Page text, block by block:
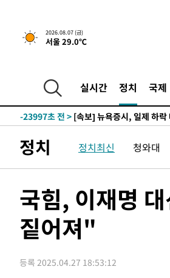
2026.08.07 (금)
서울 29.0℃
실시간 정치 국제
-23997초 전 >[속보] 뉴욕증시, 일제 하
례 큰 폭발음
-28146초 전 >
[속보]美, 폴리실리콘 수
-26297초 전 >
-23997초 전 > [속보] 뉴욕증시, 일제 하
례 큰 폭발음
-28146초 전 >
[속보]美, 폴리실리콘 수
-26297초 전 >[속보]트럼프, 美 원정출산
정치 정치최신 청와대
국힘, 이재명
짙어져"
등록 2025.04.27 18:53:12